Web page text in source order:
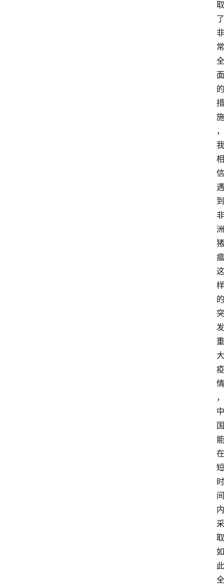
取
了
非
常
全
面
的
措
施
，
我
相
信
遇
到
非
洲
猪
瘟
这
样
的
突
发
重
大
疫
情
，
中
国
能
在
短
时
间
内
采
取
如
此
全